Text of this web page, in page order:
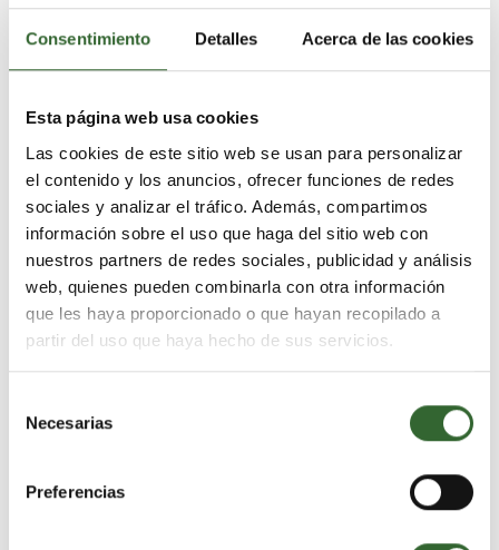
Consentimiento Detalles Acerca de las cookies
Esta página web usa cookies
Las cookies de este sitio web se usan para personalizar
el contenido y los anuncios, ofrecer funciones de redes
sociales y analizar el tráfico. Además, compartimos
información sobre el uso que haga del sitio web con
nuestros partners de redes sociales, publicidad y análisis
web, quienes pueden combinarla con otra información
que les haya proporcionado o que hayan recopilado a
partir del uso que haya hecho de sus servicios.
Necesarias
Preferencias
"Gracias Aventura África por ayudarme a
cumplir el sueño de mi infancia. Fue una